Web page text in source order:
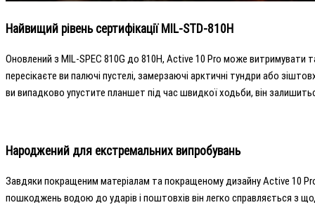
Найвищий рівень сертифікації MIL-STD-810H
Оновлений з MIL-SPEC 810G до 810H, Active 10 Pro може витримувати
пересікаєте ви палючі пустелі, замерзаючі арктичні тундри або
ви випадково упустите планшет під час швидкої ходьби, він
Народжений для екстремальних випробувань
Завдяки покращеним матеріалам та покращеному дизайну Active 10
пошкоджень водою до ударів і поштовхів він легко справляється з